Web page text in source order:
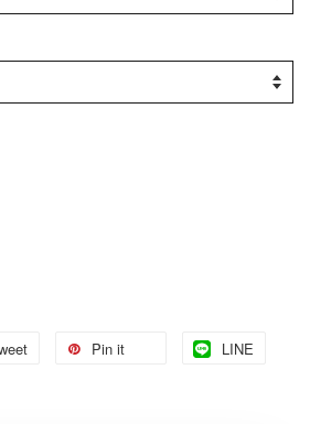
Pin it LINE